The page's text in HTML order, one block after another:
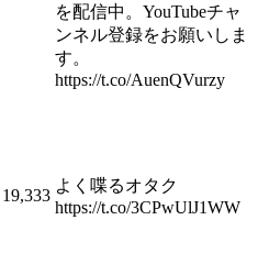
を配信中。YouTubeチャ
ンネル登録をお願いしま
す。
https://t.co/AuenQVurzy
19,333
よく喋るオタク
https://t.co/3CPwUlJ1WW